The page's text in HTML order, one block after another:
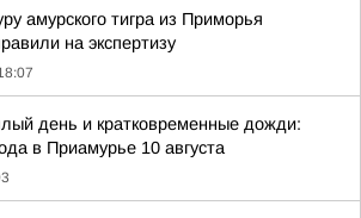
амурского тигра из Приморья
на экспертизу
день и кратковременные дожди:
в Приамурье 10 августа